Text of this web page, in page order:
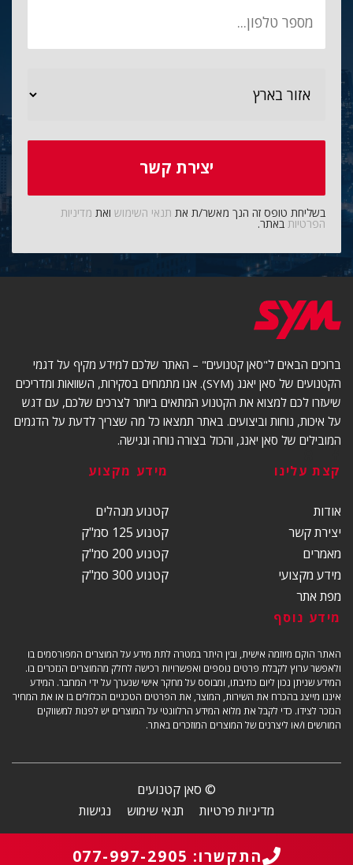
בשליחת טופס זה הנך מאשר/ת את תנאי השימוש ואת מדיניות
הפרטיות באתר.
ברוכים הבאים ל"סאן קטנועים" – האתר שלכם למידע מקיף על דגמי
הקטנועים של סאן יאנג (SYM). אנו מתמחים בסקירות, השוואות ומדריכים
שיעזרו לכם למצוא את הקטנוע המתאים ביותר לצרכים שלכם, עם דגש
על איכות, נוחות וביצועים. באתר תמצאו כל מה שצריך לדעת על הדגמים
המובילים של סאן יאנג, והכול בצורה נוחה ונגישה.
קצת עלינו
אודות
יצירת קשר
מאמרים
מידע מקצועי
מפת אתר
מידע מקצוע
קטנוע מנהלים
קטנוע 125 סמ"ק
קטנוע 200 סמ"ק
קטנוע 300 סמ"ק
מידע נוסף
האתר הוקם מיוזמה אישית, ובין היתר במטרה לתת מידע על המוצרים המפורסמים בו
ולאפשר ערוץ לקבלת פרטים נוספים ואפשרויות רכישה לחלק מהמוצרים הנזכרים בו.
המידע שניתן נכון ליום כתיבתו, ומבוסס על מחקר אישי שנערך על ידי המחבר. המידע
איננו מייצג בהכרח את השירות, המוצר, את הפרטים הטכניים הכלולים בו או את המחיר
הנזכר לצידו. כדי לקבל את מלוא המידע הרלוונטי על המוצרים יש לפנות למשווקים
המורשים ו/או ליצרנים של המוצרים המוזכרים באתר.
© סאן קטנועים
מדיניות פרטיות
תנאי שימוש נגישות
התקשרו: 077-997-2905